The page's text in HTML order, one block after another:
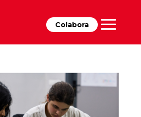
Colabora